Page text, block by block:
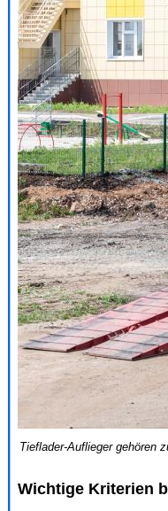
Tieflader-Auflieger gehören
Wichtige Kriterien